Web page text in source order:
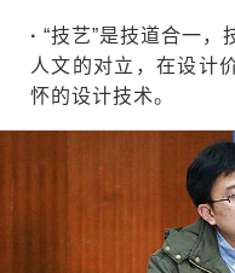
·“技艺”是技道合一
人文的对立，在设计
怀的设计技术。